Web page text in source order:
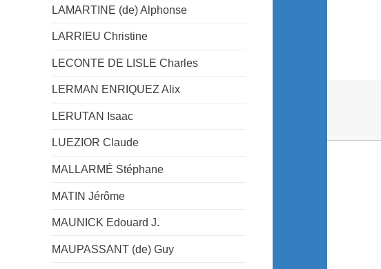
LAMARTINE (de) Alphonse
LARRIEU Christine
LECONTE DE LISLE Charles
LERMAN ENRIQUEZ Alix
LERUTAN Isaac
LUEZIOR Claude
MALLARMÉ Stéphane
MATIN Jérôme
MAUNICK Edouard J.
MAUPASSANT (de) Guy